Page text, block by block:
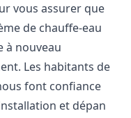
vous assurer que
de chauffe-eau
à nouveau
Les habitants de
font confiance
et dépan